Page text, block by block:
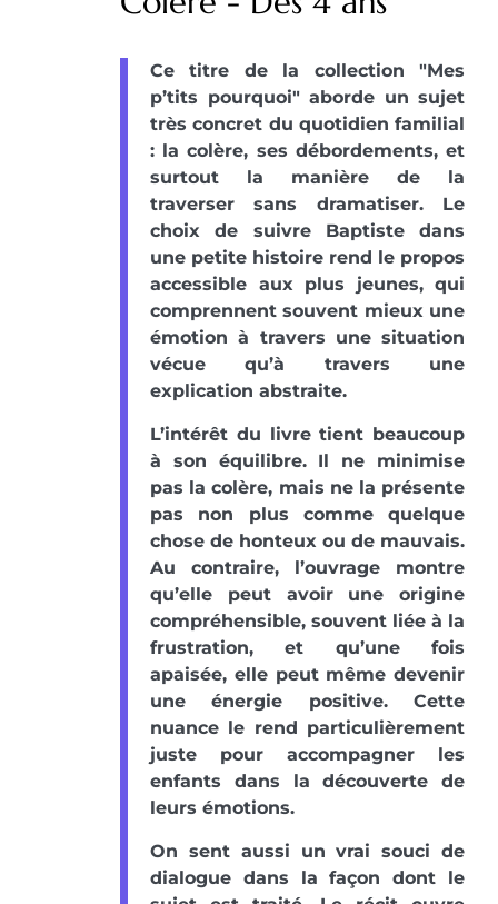
Ce titre de la collection "Mes
p’tits pourquoi" aborde un sujet
très concret du quotidien familial
: la colère, ses débordements, et
surtout la manière de la
traverser sans dramatiser. Le
choix de suivre Baptiste dans
une petite histoire rend le propos
accessible aux plus jeunes, qui
comprennent souvent mieux une
émotion à travers une situation
vécue qu’à travers une
explication abstraite.
L’intérêt du livre tient beaucoup
à son équilibre. Il ne minimise
pas la colère, mais ne la présente
pas non plus comme quelque
chose de honteux ou de mauvais.
Au contraire, l’ouvrage montre
qu’elle peut avoir une origine
compréhensible, souvent liée à la
frustration, et qu’une fois
apaisée, elle peut même devenir
une énergie positive. Cette
nuance le rend particulièrement
juste pour accompagner les
enfants dans la découverte de
leurs émotions.
On sent aussi un vrai souci de
dialogue dans la façon dont le